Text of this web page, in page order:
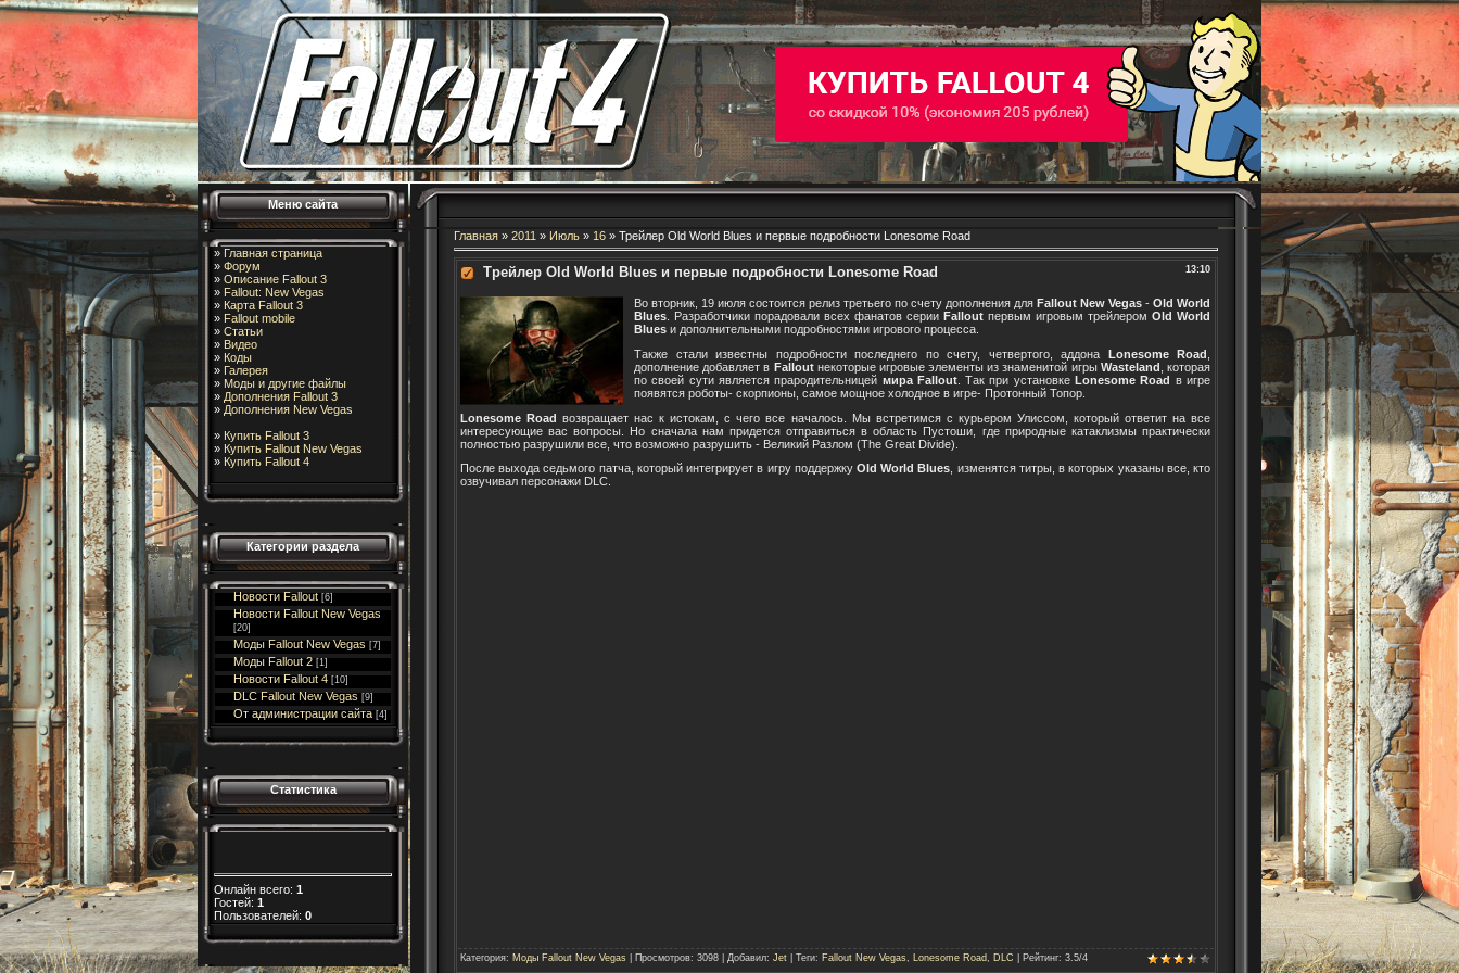
Меню сайта
» Главная страница
» Форум
» Описание Fallout 3
» Fallout: New Vegas
» Карта Fallout 3
» Fallout mobile
» Статьи
» Видео
» Коды
» Галерея
» Моды и другие файлы
» Дополнения Fallout 3
» Дополнения New Vegas
» Купить Fallout 3
» Купить Fallout New Vegas
» Купить Fallout 4
Категории раздела
Новости Fallout [6]
Новости Fallout New Vegas
[20]
Моды Fallout New Vegas [7]
Моды Fallout 2 [1]
Новости Fallout 4 [10]
DLC Fallout New Vegas [9]
От администрации сайта [4]
Статистика
Онлайн всего: 1
Гостей: 1
Пользователей: 0
Главная » 2011 » Июль » 16 » Трейлер Old World Blues и первые подробности Lonesome Road
13:10
Трейлер Old World Blues и первые подробности Lonesome Road
Во вторник, 19 июля состоится релиз третьего по счету дополнения для Fallout New Vegas - Old World
Blues . Разработчики порадовали всех фанатов серии Fallout первым игровым трейлером Old World
Blues и дополнительными подробностями игрового процесса.
Также стали известны подробности последнего по счету, четвертого, аддона Lonesome Road
дополнение добавляет в Falloutнекоторые игровые элементы из знаменитой игры Wasteland , которая
по своей сути является прародительницей мира Fallout. Так при установкеLonesome Road в игре
появятся роботы- скорпионы, самое мощное холодное в игре- Протонный Топор.
Lonesome Road возвращает нас к истокам, с чего все началось. Мы встретимся с курьером Улиссом, который ответит на все
интересующие вас вопросы. Но сначала нам придется отправиться в область Пустоши, где природные катаклизмы практически
полностью разрушили все, что возможно разрушить - Великий Разлом (The Great Divide).
После выхода седьмого патча, который интегрирует в игру поддержку Old World Blues , изменятся титры, в которых указаны все, кто
озвучивал персонажи DLC.
Категория: Моды Fallout New Vegas Просмотров: 3098 | Добавил: Jet Теги: Fallout New Vegas Lonesome Road DLC Рейтинг: 3.5/4